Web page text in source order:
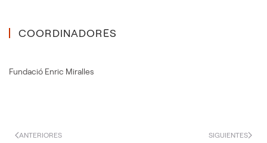
COORDINADORES
Fundació Enric Miralles
ANTERIORES SIGUIENTES